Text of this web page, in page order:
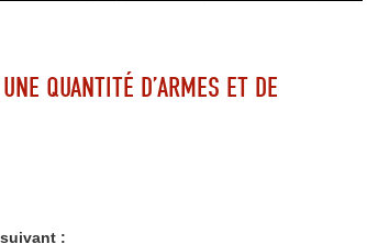
QUANTITÉ D’ARMES ET DE
: